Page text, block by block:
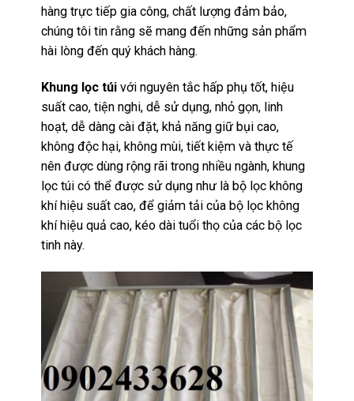
hàng trực tiếp gia công, chất lượng đảm bảo,
chúng tôi tin rằng sẽ mang đến những sản phẩm
hài lòng đến quý khách hàng.
Khung lọc túi với nguyên tắc hấp phụ tốt, hiệu
suất cao, tiện nghi, dễ sử dụng, nhỏ gọn, linh
hoạt, dễ dàng cài đặt, khả năng giữ bụi cao,
không độc hại, không mùi, tiết kiệm và thực tế
nên được dùng rộng rãi trong nhiều ngành, khung
lọc túi có thể được sử dụng như là bộ lọc không
khí hiệu suất cao, để giảm tải của bộ lọc không
khí hiệu quả cao, kéo dài tuổi thọ của các bộ lọc
tinh này.